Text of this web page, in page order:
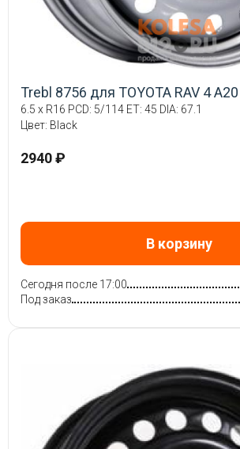
Trebl 8756 для TOYOTA RAV 4
6.5 x R16 PCD: 5/114 ET: 45 DIA: 67.1
Цвет: Black
2940 ₽
В корзину
Сегодня после 17:00
Под заказ